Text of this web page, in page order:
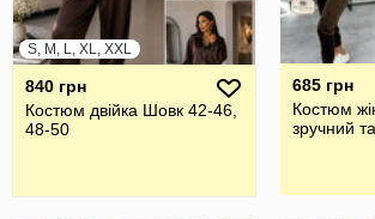
S, M, L, XL, XXL
840 грн
Костюм двійка Шовк 42-46,
48-50
685 грн
Костюм
зручний